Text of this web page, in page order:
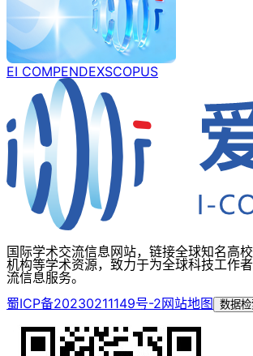
EI COMPENDEXSCOPUS
国际学术交流信息网站，链接全球知名高
机构等学术资源，致力于为全球科技工作
流信息服务。
蜀ICP备20230211149号-2网站地图 数据